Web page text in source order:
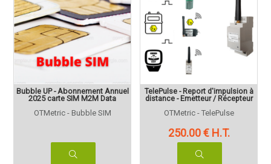
Bubble UP - Abonnement Annuel
2025 carte SIM M2M Data
OTMetric - Bubble SIM
TelePulse - Report d'impulsion à
distance - Emetteur / Récepteur
OTMetric - TelePulse
250.00 € H.T.